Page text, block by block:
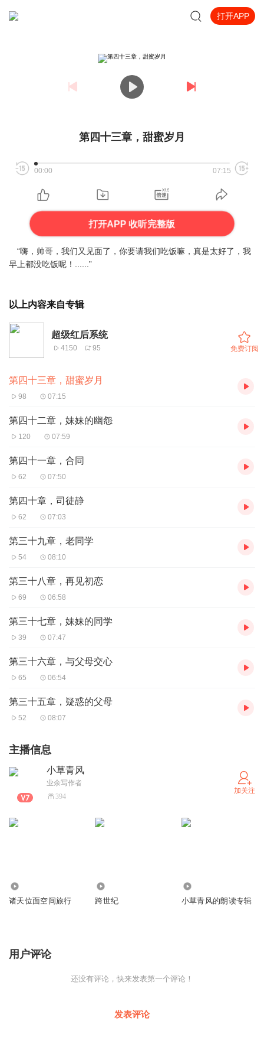
打开APP
第四十三章，甜蜜岁月
00:00 07:15
打开APP 收听完整版
“嗨，帅哥，我们又见面了，你要请我们吃饭嘛，真是太好了，我
早上都没吃饭呢！......”
以上内容来自专辑
超级红后系统
4150 95 免费订阅
第四十三章，甜蜜岁月
98 07:15
第四十二章，妹妹的幽怨
120 07:59
第四十一章，合同
62 07:50
第四十章，司徒静
62 07:03
第三十九章，老同学
54 08:10
第三十八章，再见初恋
69 06:58
第三十七章，妹妹的同学
39 07:47
第三十六章，与父母交心
65 06:54
第三十五章，疑惑的父母
52 08:07
主播信息
小草青风
业余写作者
394
加关注
诸天位面空间旅行 跨世纪 小草青风的朗读专辑
用户评论
还没有评论，快来发表第一个评论！
发表评论